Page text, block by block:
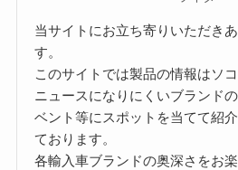
当サイトにお立ち寄りいただき
す。
このサイトでは製品の情報はソ
ニュースになりにくいブランド
ベント等にスポットを当てて紹
ております。
各輸入車ブランドの奥深さをお楽